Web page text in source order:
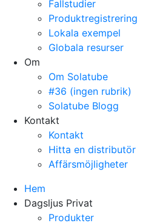
Fallstudier
Produktregistrering
Lokala exempel
Globala resurser
Om
Om Solatube
#36 (ingen rubrik)
Solatube Blogg
Kontakt
Kontakt
Hitta en distributör
Affärsmöjligheter
Hem
Dagsljus Privat
Produkter